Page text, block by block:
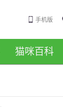
手机版
猫咪百科